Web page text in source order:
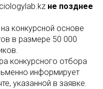
не позднее
конкурсной основе
в размере 50 000
конкурсного отбора
информирует
указанной в заявке.